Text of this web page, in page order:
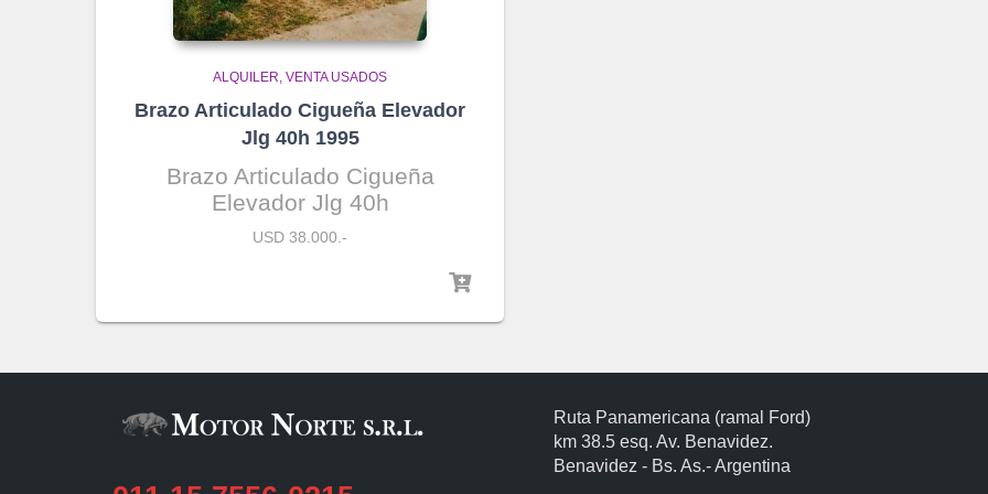
ALQUILER VENTA USADOS
Brazo Articulado Cigueña Elevador
Jlg 40h 1995
Brazo Articulado Cigueña
Elevador Jlg 40h
USD 38.000.-
Ruta Panamericana (ramal Ford)
km 38.5 esq. Av. Benavidez.
Benavidez - Bs. As.- Argentina